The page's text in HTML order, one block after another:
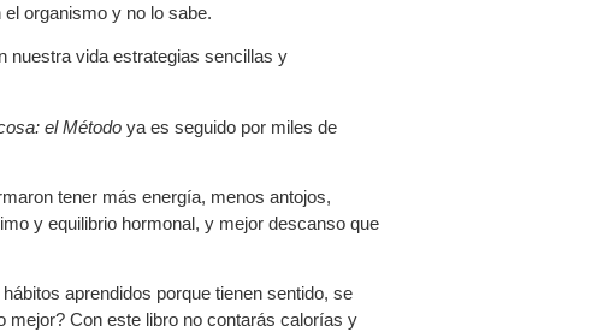
organismo y no lo sabe.
nuestra vida estrategias sencillas y
el Métodoya es seguido por miles de
tener más energía, menos antojos,
y equilibrio hormonal, y mejor descanso que
aprendidos porque tienen sentido, se
mejor? Con este libro no contarás calorías y